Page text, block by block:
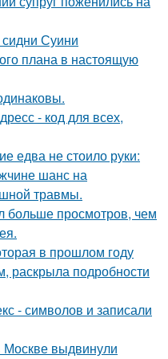
сидни Суини
плана в настоящую
- код для всех,
едва не стоило руки:
шанс на
травмы.
больше просмотров, чем
в прошлом году
раскрыла подробности
- символов и записали
выдвинули